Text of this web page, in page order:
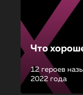
Что
12 героев
2022 года